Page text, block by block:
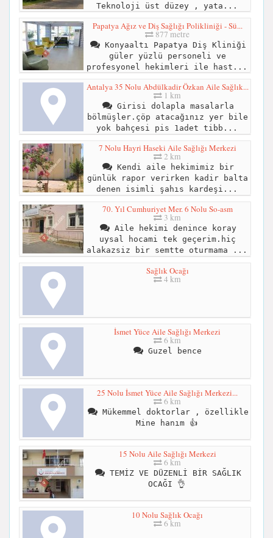
Teknoloji üst düzey , yata...
Papatya Ağız ve Diş Sağlığı Polikliniği - Sü...
877 metre
Konyaaltı Papatya Diş Kliniği
güler yüzlü personeli ve
profesyonel hekimleri ile hast...
Antalya 35 Nolu Abdülkadir Özkan Aile Sağlık...
1 km
Girisi dolapla masalarla
bölmüşler.çöp atacağınız yer bile
yok bahçesi pis 1adet tibb...
7 Nolu Hayri Haseki Aile Sağlığı Merkezi
2 km
Kendi aile hekimimiz bir
günlük rapor verirken kadir balta
denen isimli şahıs kardeşi...
70. Yıl Cumhuriyet Mer. 6 Nolu So-asm
3 km
Aile hekimi denince koray
uysal hocami tek geçerim.hiç
alakazsiz bir semtte oturmama ...
Sağlık Ocağı
4 km
İsmet Yüce Aile Sağlığı Merkezi
6 km
Guzel bence
25 Nolu İsmet Yüce Aile Sağlığı Merkezi...
6 km
Mükemmel doktorlar , özellikle
Mine hanım 👍
15 Nolu Aile Sağlığı Merkezi
6 km
TEMİZ VE DÜZENLİ BİR SAĞLIK
OCAĞI 👌
10 Nolu Sağlık Ocağı
6 km